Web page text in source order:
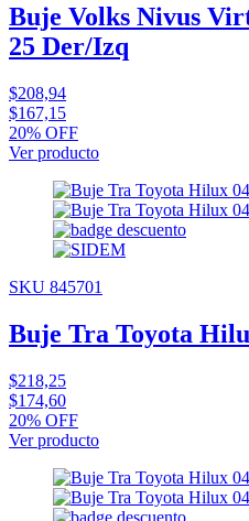
Buje Volks Nivus
25 Der/Izq
$208,94
$167,15
20% OFF
Ver producto
SKU 845701
Buje Tra Toyota
$218,25
$174,60
20% OFF
Ver producto